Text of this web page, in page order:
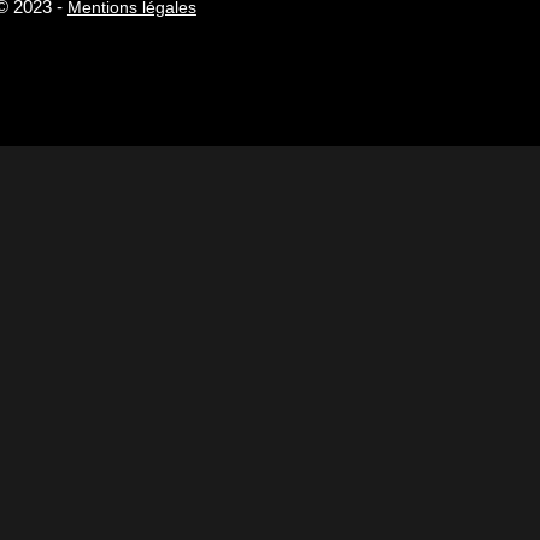
2023 - Mentions légales